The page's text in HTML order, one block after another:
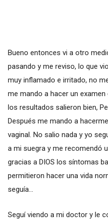
Bueno entonces vi a otro
pasando y me reviso, lo que
muy inflamado e irritado, no
me mando a hacer un
los resultados salieron bien,
Después me mando a
vaginal. No salio nada y yo
a mi suegra y me recomendó
gracias a DIOS los síntomas
permitieron hacer una vida
seguía...
Seguí viendo a mi doctor y le